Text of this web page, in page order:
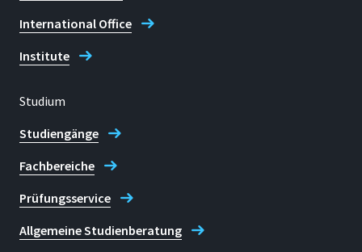
International Office
Institute
Studium
Studiengänge
Fachbereiche
Prüfungsservice
Allgemeine Studienberatung